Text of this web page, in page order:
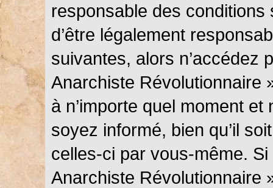
responsable des conditions
d’être légalement
suivantes, alors n’accédez
Anarchiste Révolutionnaire
à n’importe quel moment
soyez informé, bien qu’il
celles-ci par vous-même.
Anarchiste Révolutionnaire